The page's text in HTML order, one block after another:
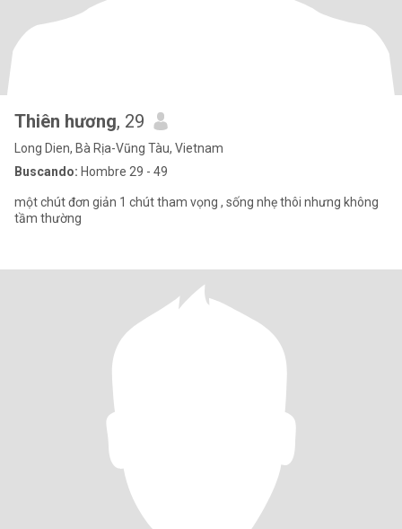
Thiên hương, 29
Long Dien, Bà Rịa-Vũng Tàu, Vietnam
Buscando: Hombre 29 - 49
một chút đơn giản 1 chút tham vọng , sống nhẹ thôi nhưng không
tầm thường